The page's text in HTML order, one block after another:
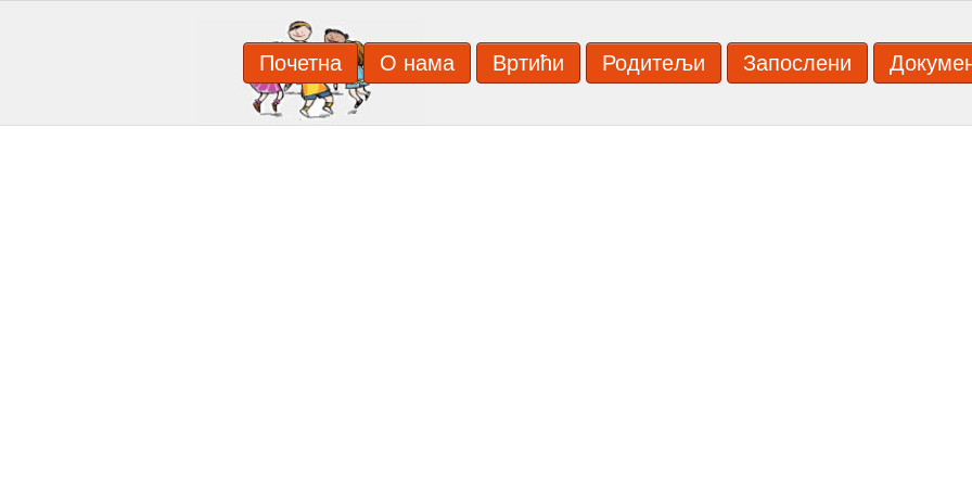
Почетна О нама Вртићи Родитељи Запослени